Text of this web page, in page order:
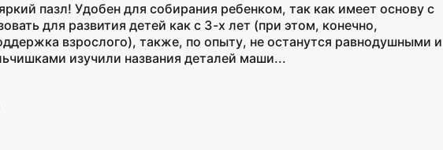
пазл! Удобен для собирания ребенком, так как имеет основу с
для развития детей как с 3-х лет (при этом, конечно,
взрослого), также, по опыту, не останутся равнодушными и
изучили названия деталей маши...